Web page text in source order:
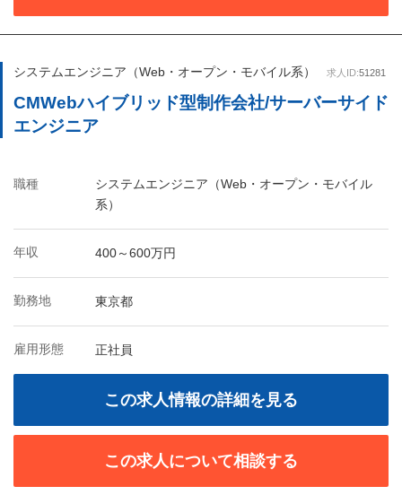
システムエンジニア（Web・オープン・モバイル系） 求人ID:51281
CMWebハイブリッド型制作会社/サーバーサイド
エンジニア
職種
システムエンジニア（Web・オープン・モバイル
系）
年収 400～600万円
勤務地 東京都
雇用形態 正社員
この求人情報の詳細を見る
この求人について相談する